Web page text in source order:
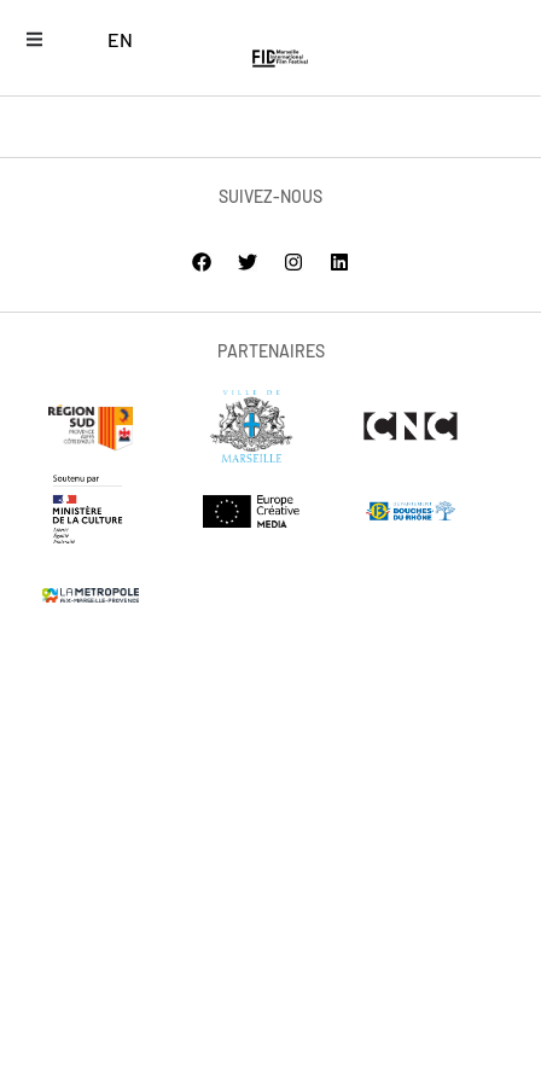
EN
SUIVEZ-NOUS
PARTENAIRES